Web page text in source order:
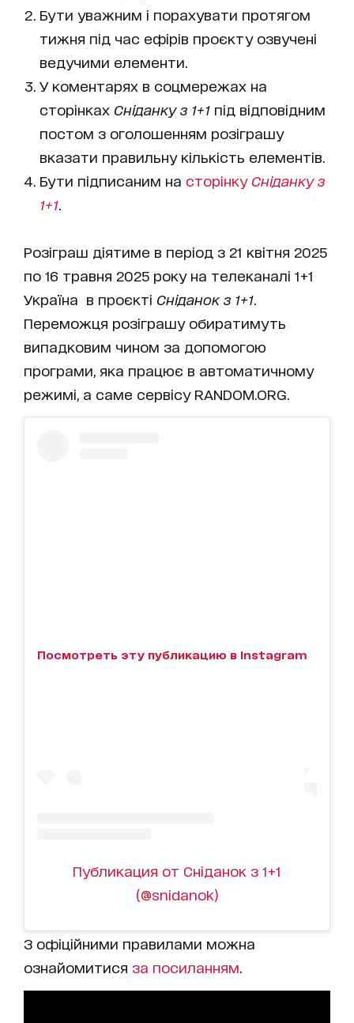
Бути уважним і порахувати протягом
тижня під час ефірів проєкту озвучені
ведучими елементи.
У коментарях в соцмережах на
сторінках Сніданку з 1+1 під відповідним
постом з оголошенням розіграшу
вказати правильну кількість елементів.
Бути підписаним на сторінку Сніданку з
1+1
Розіграш діятиме в період з 21 квітня 2025
по 16 травня 2025 року на телеканалі 1+1
Україна в проєкті Сніданок з 1+1
Переможця розіграшу обиратимуть
випадковим чином за допомогою
програми, яка працює в автоматичному
режимі, а саме сервісу RANDOM.ORG.
Посмотреть эту публикацию в Instagram
Публикация от Сніданок з 1+1
(@snidanok)
З офіційними правилами можна
ознайомитися за посиланням